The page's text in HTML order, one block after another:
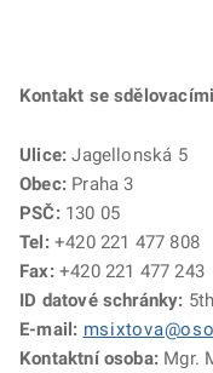
Kontakt se
Ulice:Jagellonská 5
Obec: Praha 3
PSČ: 130 05
Tel: +420 221 477 808
Fax: +420 221 477 243
ID datové schránky:
E-mail:
Kontaktní osoba: Mgr.